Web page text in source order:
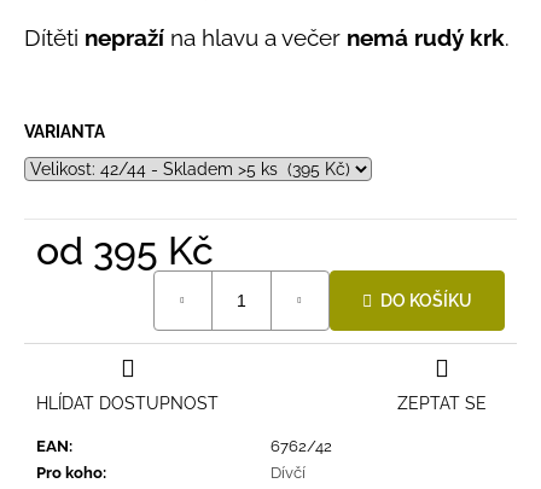
Dítěti nepraží na hlavu a večer nemá rudý krk.
VARIANTA
od 395 Kč
DO KOŠÍKU
EAN:
6762/42
Pro koho:
Dívčí
ZEPTAT SE
HLÍDAT DOSTUPNOST
ŽLUTÉ